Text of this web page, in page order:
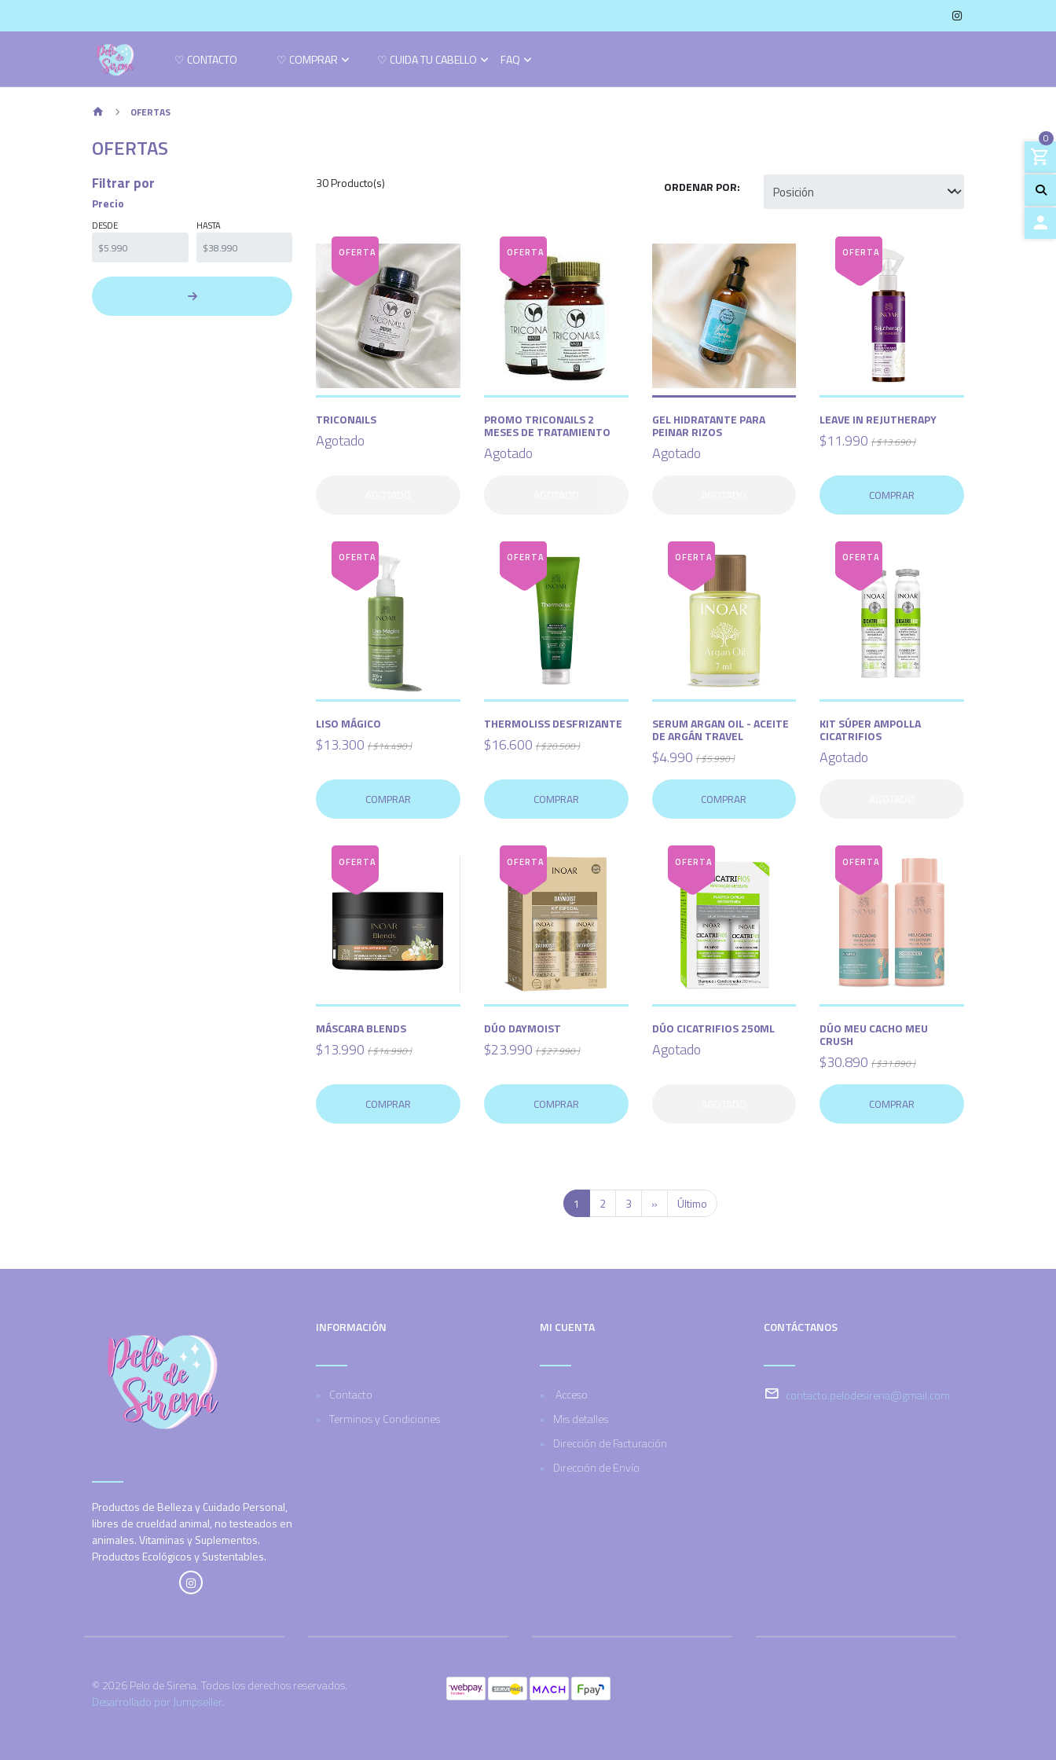
♡ CONTACTO ♡ COMPRAR ♡ CUIDA TU CABELLO FAQ
0
OFERTAS
OFERTAS
Filtrar por
Precio
DESDE HASTA
30 Producto(s) ORDENAR POR:
TRICONAILS
Agotado
PROMO TRICONAILS 2
MESES DE TRATAMIENTO
Agotado
GEL HIDRATANTE PARA
PEINAR RIZOS
Agotado
LEAVE IN REJUTHERAPY
$11.990 ( $13.690 )
COMPRAR
LISO MÁGICO
$13.300 ( $14.490 )
COMPRAR
THERMOLISS DESFRIZANTE
$16.600 ( $20.500 )
COMPRAR
SERUM ARGAN OIL - ACEITE
DE ARGÁN TRAVEL
$4.990 ( $5.990 )
COMPRAR
KIT SÚPER AMPOLLA
CICATRIFIOS
Agotado
MÁSCARA BLENDS
$13.990 ( $14.990 )
COMPRAR
DÚO DAYMOIST
$23.990 ( $27.990 )
COMPRAR
DÚO CICATRIFIOS 250ML
Agotado
DÚO MEU CACHO MEU
CRUSH
$30.890 ( $31.890 )
COMPRAR
1 2 3 » Último
Productos de Belleza y Cuidado Personal,
libres de crueldad animal, no testeados en
animales. Vitaminas y Suplementos.
Productos Ecológicos y Sustentables.
INFORMACIÓN
Contacto
Terminos y Condiciones
MI CUENTA
Acceso
Mis detalles
Dirección de Facturación
Dirección de Envío
CONTÁCTANOS
contacto.pelodesirena@gmail.com
© 2026 Pelo de Sirena. Todos los derechos reservados.
Desarrollado por Jumpseller.